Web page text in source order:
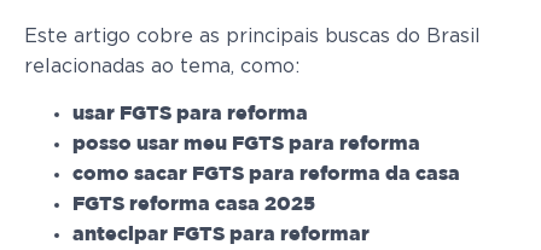
Este artigo cobre as principais buscas do Brasil
relacionadas ao tema, como:
usar FGTS para reforma
posso usar meu FGTS para reforma
como sacar FGTS para reforma da casa
FGTS reforma casa 2025
antecipar FGTS para reformar